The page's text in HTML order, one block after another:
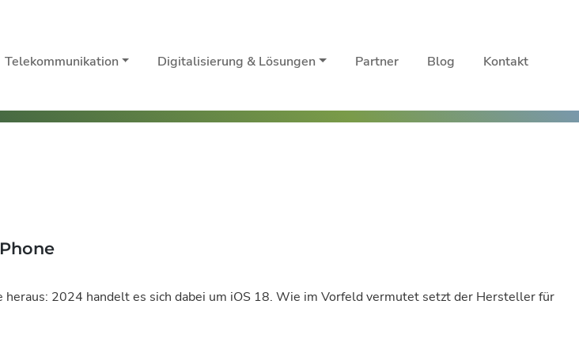
Telekommunikation Digitalisierung & Lösungen Partner Blog Kontakt
2024 handelt es sich dabei um iOS 18. Wie im Vorfeld vermutet setzt der Hersteller für